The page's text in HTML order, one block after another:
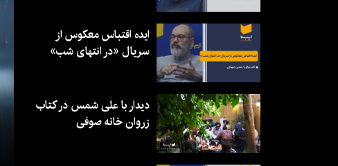
ایده اقتباس معکوس از
سریال «در انتهای شب»
دیدار با علی شمس در کتاب
زروان خانه صوفی